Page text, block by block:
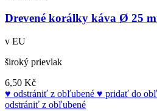
Drevené korálky káva Ø 25
v EU
široký prievlak
6,50 Kč
odstrániť z obľubené
pridať do
odstrániť z obľubené